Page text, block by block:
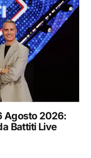
Agosto 2026:
Battiti Live